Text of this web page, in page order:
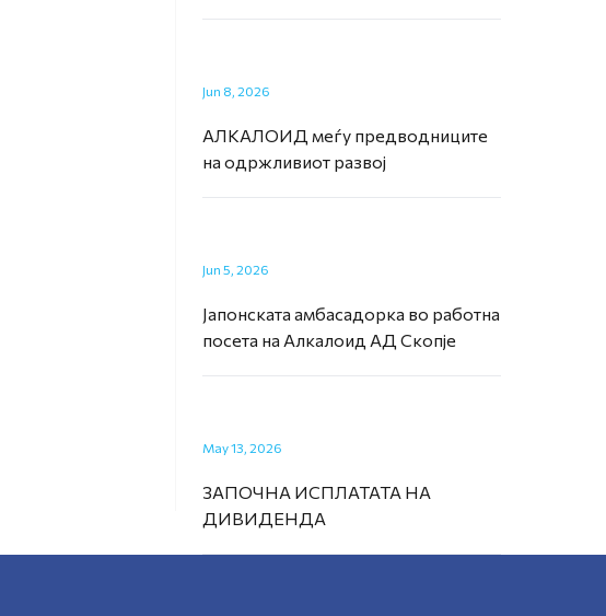
Jun 8, 2026
АЛКАЛОИД меѓу предводниците
на одржливиот развој
Jun 5, 2026
Јапонската амбасадорка во работна
посета на Алкалоид АД Скопје
May 13, 2026
ЗАПОЧНА ИСПЛАТАТА НА
ДИВИДЕНДА